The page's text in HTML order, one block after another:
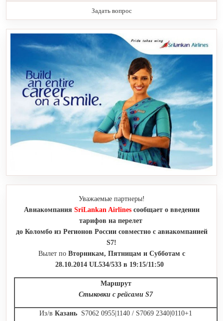
Задать вопрос
Уважаемые партнеры!
Авиакомпания SriLankan Airlinesсообщает о введении
тарифов на перелет
до Коломбо из Регионов России совместно с авиакомпанией
S7!
Вылет поВторникам, Пятницам и Субботам с
28.10.2014 UL534/533 в 19:15/11:50
Маршрут
Стыковки с рейсами S7
Из/в Казань S7062 0955|1140 / S7069 2340|0110+1